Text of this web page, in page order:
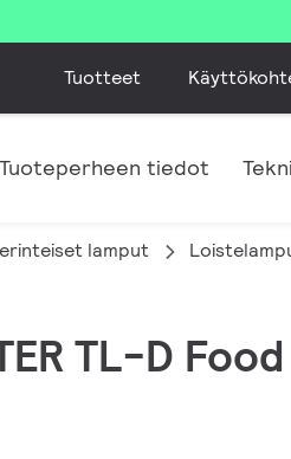
Tuotteet
Tuoteperheen tiedot
lamput
TL-D Food